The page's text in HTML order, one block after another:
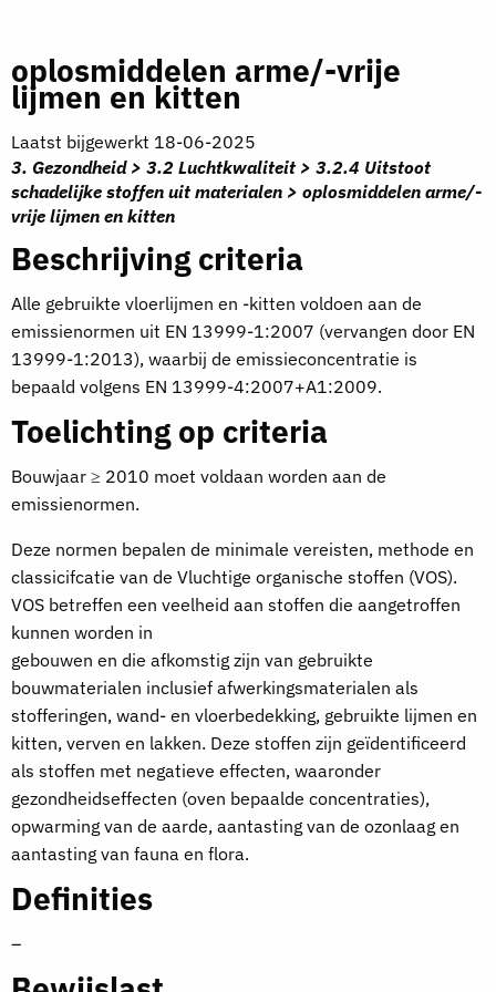
oplosmiddelen arme/-vrije
lijmen en kitten
Laatst bijgewerkt 18-06-2025
3. Gezondheid > 3.2 Luchtkwaliteit > 3.2.4 Uitstoot
schadelijke stoffen uit materialen > oplosmiddelen arme/-
vrije lijmen en kitten
Beschrijving criteria
Alle gebruikte vloerlijmen en -kitten voldoen aan de
emissienormen uit EN 13999-1:2007 (vervangen door EN
13999-1:2013), waarbij de emissieconcentratie is
bepaald volgens EN 13999-4:2007+A1:2009.
Toelichting op criteria
Bouwjaar ≥ 2010 moet voldaan worden aan de
emissienormen.
Deze normen bepalen de minimale vereisten, methode en
classicifcatie van de Vluchtige organische stoffen (VOS).
VOS betreffen een veelheid aan stoffen die aangetroffen
kunnen worden in
gebouwen en die afkomstig zijn van gebruikte
bouwmaterialen inclusief afwerkingsmaterialen als
stofferingen, wand- en vloerbedekking, gebruikte lijmen en
kitten, verven en lakken. Deze stoffen zijn geïdentificeerd
als stoffen met negatieve effecten, waaronder
gezondheidseffecten (oven bepaalde concentraties),
opwarming van de aarde, aantasting van de ozonlaag en
aantasting van fauna en flora.
Definities
–